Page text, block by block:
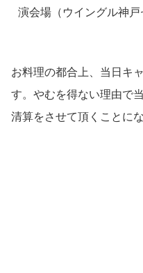
演会場（ウイングル神戸
お料理の都合上、当日キ
す。やむを得ない理由で
清算をさせて頂くことに